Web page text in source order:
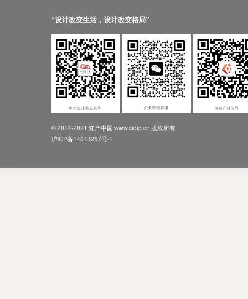
“设计改变生活，设计改变格局”
© 2014-2021 知产中国 www.cidip.cn 版权所有
沪ICP备14043257号-1